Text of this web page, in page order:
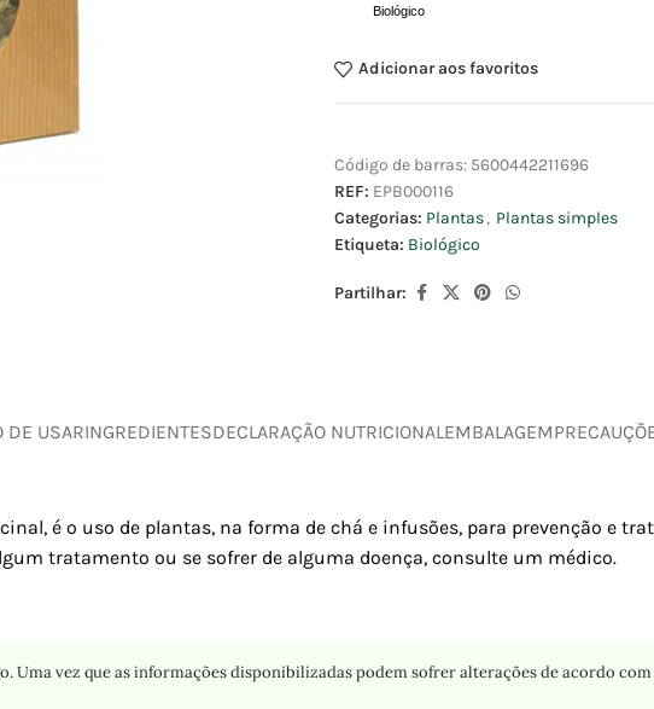
Biológico
Adicionar aos favoritos
Código de barras: 5600442211696
REF: EPB000116
Categorias: Plantas, Plantas simples
Etiqueta: Biológico
Partilhar:
DE USARINGREDIENTESDECLARAÇÃO NUTRICIONALEMBALAGEM
é o uso de plantas, na forma de chá e infusões, para prevenção e
tratamento ou se sofrer de alguma doença, consulte um médico.
vez que as informações disponibilizadas podem sofrer alterações de acordo